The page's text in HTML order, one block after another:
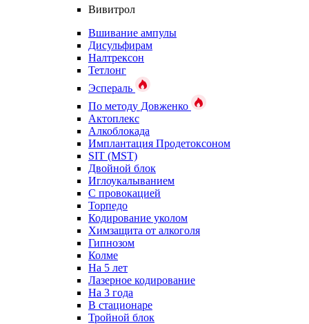
Вивитрол
Вшивание ампулы
Дисульфирам
Налтрексон
Тетлонг
Эспераль
По методу Довженко
Актоплекс
Алкоблокада
Имплантация Продетоксоном
SIT (MST)
Двойной блок
Иглоукалыванием
С провокацией
Торпедо
Кодирование уколом
Химзащита от алкоголя
Гипнозом
Колме
На 5 лет
Лазерное кодирование
На 3 года
В стационаре
Тройной блок